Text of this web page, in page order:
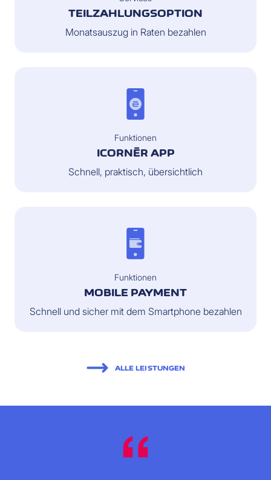
TEILZAHLUNGSOPTION
Monatsauszug in Raten bezahlen
Funktionen
ICORNÈR APP
Schnell, praktisch, übersichtlich
Funktionen
MOBILE PAYMENT
Schnell und sicher mit dem Smartphone bezahlen
ALLE LEISTUNGEN